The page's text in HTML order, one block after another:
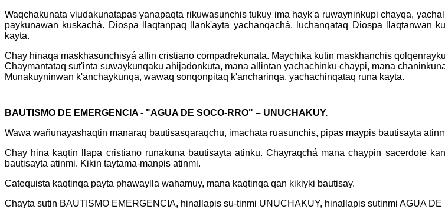
Waqchakunata viudakunatapas yanapaqta rikuwasunchis tukuy ima hayk'a ruwayninkupi chayqa,
paykunawan kuskachá. Diospa llaqtanpaq llank'ayta yachanqachá, luchanqataq Diospa
kayta.
Chay hinaqa maskhasunchisyá allin cristiano compadrekunata. Maychika kutin maskhanchis
Chaymantataq sut'inta suwaykunqaku ahijadonkuta, mana allintan yachachinku chaypi, mana
Munakuyninwan k'anchaykunqa, wawaq sonqonpitaq k'ancharinqa, yachachinqataq runa kayta.
BAUTISMO DE EMERGENCIA - "AGUA DE SOCO-RRO" – UNUCHAKUY.
Wawa wañunayashaqtin manaraq bautisasqaraqchu, imachata ruasunchis, pipas maypis bautisayta
Chay hina kaqtin llapa cristiano runakuna bautisayta atinku. Chayraqchá mana chaypin sacerdote
bautisayta atinmi. Kikin taytama-manpis atinmi.
Catequista kaqtinqa payta phawaylla wahamuy, mana kaqtinqa qan kikiyki bautisay.
Chayta sutin BAUTISMO EMERGENCIA, hinallapis su-tinmi UNUCHAKUY, hinallapis sutinmi AGUA